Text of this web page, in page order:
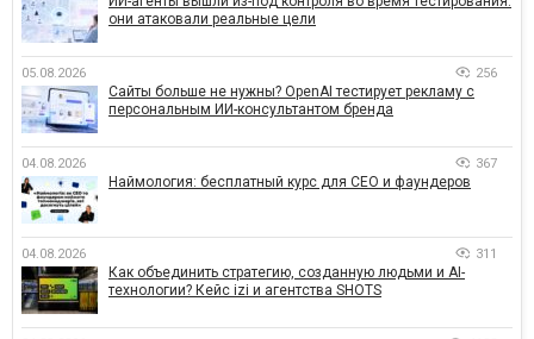
они атаковали реальные цели
05.08.2026 256
Сайты больше не нужны? OpenAI тестирует рекламу с
персональным ИИ-консультантом бренда
04.08.2026 367
Наймология: бесплатный курс для CEO и фаундеров
04.08.2026 311
Как объединить стратегию, созданную людьми и AI-
технологии? Кейс izi и агентства SHOTS